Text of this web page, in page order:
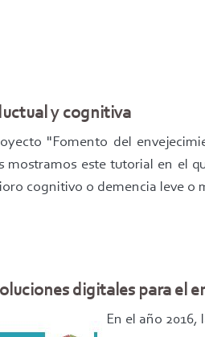
y cognitiva
"Fomento del
mostramos este tutorial en el
cognitivo o demencia leve o
digitales para el
En el año 2016,